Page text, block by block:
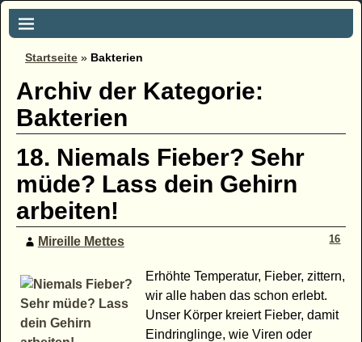
Startseite » Bakterien
Archiv der Kategorie:
Bakterien
18. Niemals Fieber? Sehr
müde? Lass dein Gehirn
arbeiten!
Mireille Mettes 16
Erhöhte Temperatur, Fieber, zittern,
wir alle haben das schon erlebt.
Unser Körper kreiert Fieber, damit
Eindringlinge, wie Viren oder